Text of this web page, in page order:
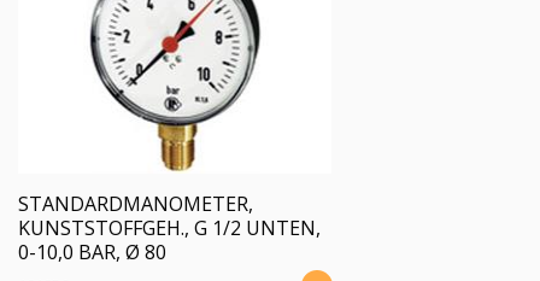
STANDARDMANOMETER,
KUNSTSTOFFGEH., G 1/2 UNTEN,
0-10,0 BAR, Ø 80